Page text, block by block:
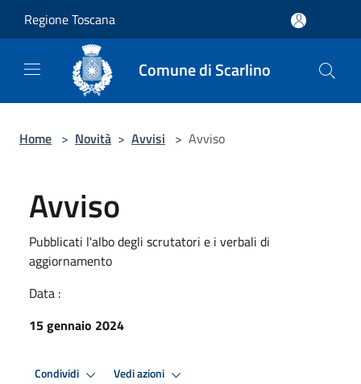
Regione Toscana
Comune di Scarlino
Home > Novità > Avvisi > Avviso
Avviso
Pubblicati l'albo degli scrutatori e i verbali di
aggiornamento
Data :
15 gennaio 2024
Condividi Vedi azioni